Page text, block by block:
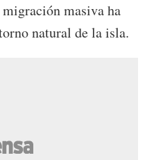
masiva ha
natural de la isla.